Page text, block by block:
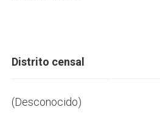
Distrito censal
(Desconocido)